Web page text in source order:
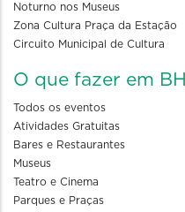
Noturno nos Museus
Zona Cultura Praça da Estação
Circuito Municipal de Cultura
O que fazer em BH
Todos os eventos
Atividades Gratuitas
Bares e Restaurantes
Museus
Teatro e Cinema
Parques e Praças